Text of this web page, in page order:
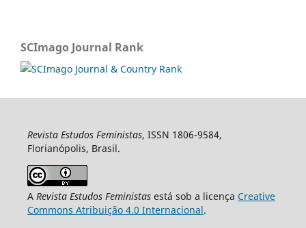
SCImago Journal Rank
Revista Estudos Feministas, ISSN 1806-9584,
Florianópolis, Brasil.
A Revista Estudos Feministasestá sob a licença Creative
Commons Atribuição 4.0 Internacional.